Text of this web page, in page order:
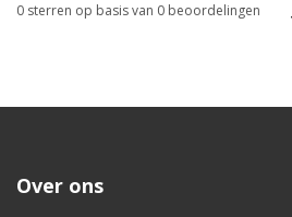
0 sterren op basis van 0 beoordelingen
Over ons